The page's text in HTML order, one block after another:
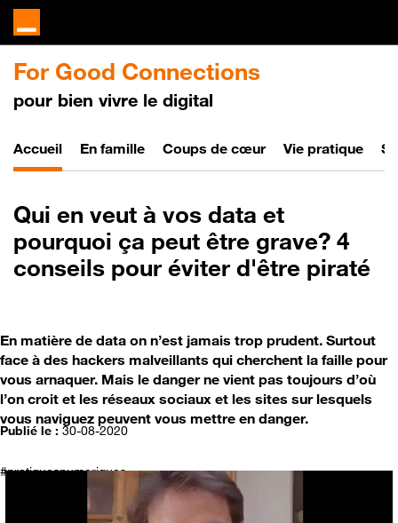
For Good Connections
pour bien vivre le digital
AccueilBien vivre le digital
En famille Coups de cœur Vie pratique
Qui en veut à vos data et
pourquoi ça peut être grave? 4
conseils pour éviter d'être piraté
En matière de data on n’est jamais trop prudent. Surtout
face à des hackers malveillants qui cherchent la faille pour
vous arnaquer. Mais le danger ne vient pas toujours d’où
l’on croit et les réseaux sociaux et les sites sur lesquels
vous naviguez peuvent vous mettre en danger.
Publié le : 30-08-2020
#pratiquesnumeriques